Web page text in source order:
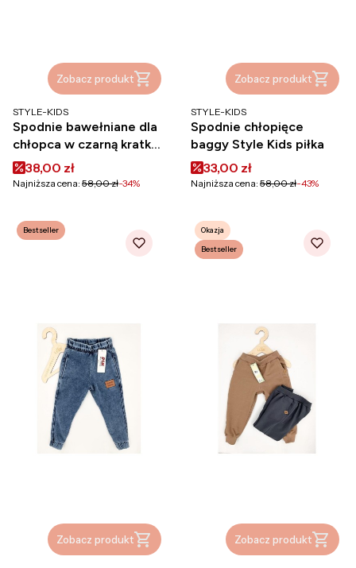
Zobacz produkt
PRODUCENT
STYLE-KIDS
Spodnie bawełniane dla
chłopca w czarną kratkę
Style Kids
Cena promocyjna
38,00 zł
Najniższa cena: 58,00 zł-34%
Zobacz produkt
PRODUCENT
STYLE-KIDS
Spodnie chłopięce
baggy Style Kids piłka
Cena promocyjna
33,00 zł
Najniższa cena: 58,00 zł-43%
Bestseller
Zobacz produkt
Okazja
Bestseller
Zobacz produkt